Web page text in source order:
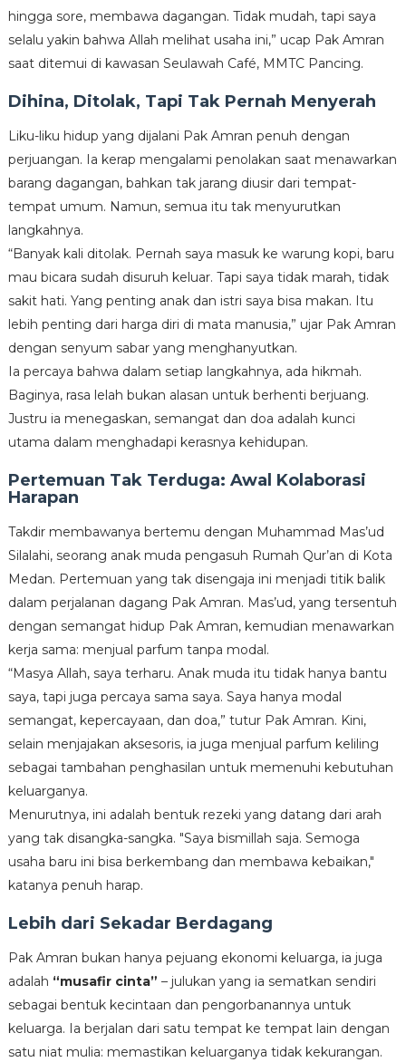
hingga sore, membawa dagangan. Tidak mudah, tapi saya
selalu yakin bahwa Allah melihat usaha ini,” ucap Pak Amran
saat ditemui di kawasan Seulawah Café, MMTC Pancing.
Dihina, Ditolak, Tapi Tak Pernah Menyerah
Liku-liku hidup yang dijalani Pak Amran penuh dengan
perjuangan. Ia kerap mengalami penolakan saat menawarkan
barang dagangan, bahkan tak jarang diusir dari tempat-
tempat umum. Namun, semua itu tak menyurutkan
langkahnya.
“Banyak kali ditolak. Pernah saya masuk ke warung kopi, baru
mau bicara sudah disuruh keluar. Tapi saya tidak marah, tidak
sakit hati. Yang penting anak dan istri saya bisa makan. Itu
lebih penting dari harga diri di mata manusia,” ujar Pak Amran
dengan senyum sabar yang menghanyutkan.
Ia percaya bahwa dalam setiap langkahnya, ada hikmah.
Baginya, rasa lelah bukan alasan untuk berhenti berjuang.
Justru ia menegaskan, semangat dan doa adalah kunci
utama dalam menghadapi kerasnya kehidupan.
Pertemuan Tak Terduga: Awal Kolaborasi
Harapan
Takdir membawanya bertemu dengan Muhammad Mas’ud
Silalahi, seorang anak muda pengasuh Rumah Qur’an di Kota
Medan. Pertemuan yang tak disengaja ini menjadi titik balik
dalam perjalanan dagang Pak Amran. Mas’ud, yang tersentuh
dengan semangat hidup Pak Amran, kemudian menawarkan
kerja sama: menjual parfum tanpa modal.
“Masya Allah, saya terharu. Anak muda itu tidak hanya bantu
saya, tapi juga percaya sama saya. Saya hanya modal
semangat, kepercayaan, dan doa,” tutur Pak Amran. Kini,
selain menjajakan aksesoris, ia juga menjual parfum keliling
sebagai tambahan penghasilan untuk memenuhi kebutuhan
keluarganya.
Menurutnya, ini adalah bentuk rezeki yang datang dari arah
yang tak disangka-sangka. "Saya bismillah saja. Semoga
usaha baru ini bisa berkembang dan membawa kebaikan,"
katanya penuh harap.
Lebih dari Sekadar Berdagang
Pak Amran bukan hanya pejuang ekonomi keluarga, ia juga
adalah “musafir cinta” – julukan yang ia sematkan sendiri
sebagai bentuk kecintaan dan pengorbanannya untuk
keluarga. Ia berjalan dari satu tempat ke tempat lain dengan
satu niat mulia: memastikan keluarganya tidak kekurangan.